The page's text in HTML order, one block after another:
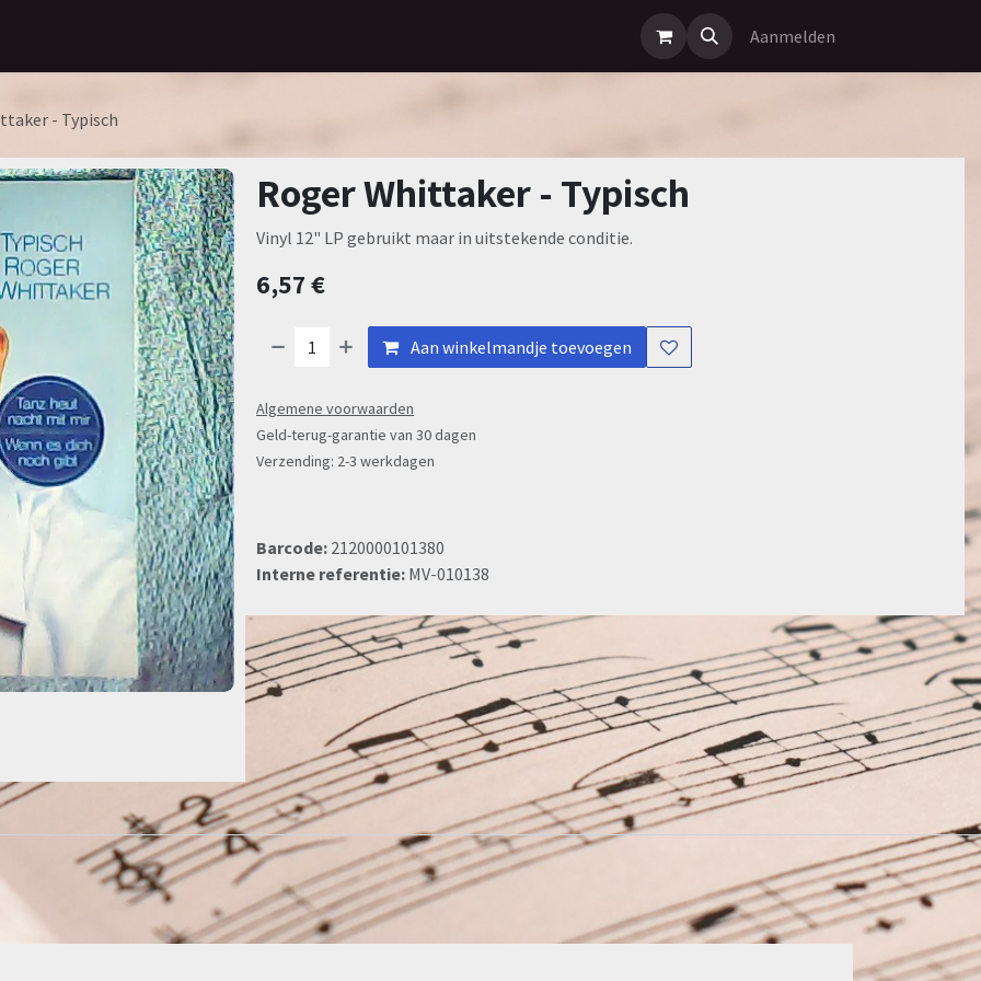
Aanmelden
- Typisch
Roger Whittaker - Typisch
Vinyl 12" LP gebruikt maar in uitstekende conditie.
6,57€
Aan winkelmandje toevoegen
Algemene voorwaarden
Geld-terug-garantie van 30 dagen
Verzending: 2-3 werkdagen
Barcode: 2120000101380
Interne referentie: MV-010138